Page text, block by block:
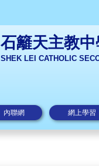
石籬天主教中
SHEK LEI CATHOLIC
內聯網 網上學習